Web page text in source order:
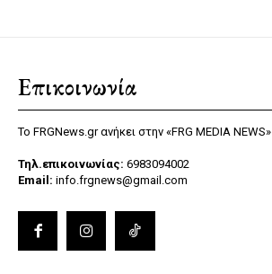
Επικοινωνία
Το FRGNews.gr ανήκει στην «FRG MEDIA NEWS»
Τηλ.επικοινωνίας: 6983094002
Email: info.frgnews@gmail.com